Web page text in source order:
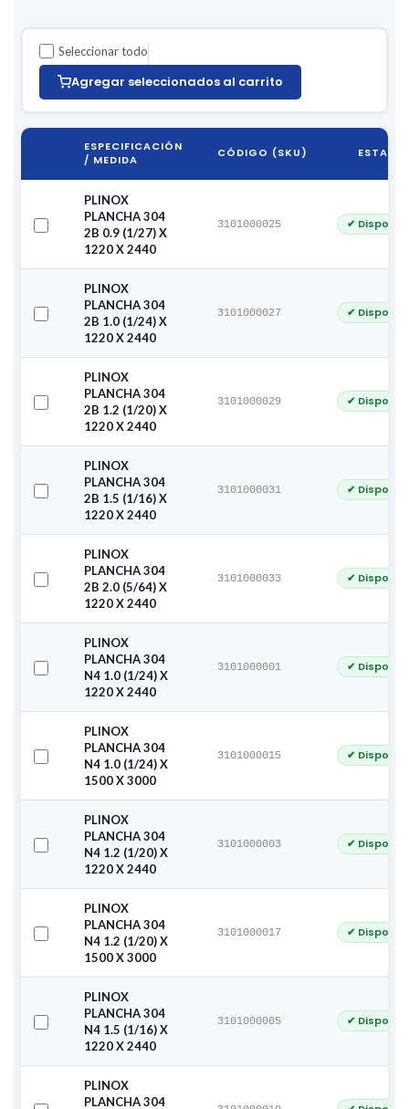
Seleccionar todo
Agregar seleccionados al carrito
ESPECIFICACIÓN
/ MEDIDA
CÓDIGO (SKU) ESTADO
PLINOX
PLANCHA 304
2B 0.9 (1/27) X
1220 X 2440
3101000025 ✔
PLINOX
PLANCHA 304
2B 1.0 (1/24) X
1220 X 2440
3101000027 ✔
PLINOX
PLANCHA 304
2B 1.2 (1/20) X
1220 X 2440
3101000029 ✔
PLINOX
PLANCHA 304
2B 1.5 (1/16) X
1220 X 2440
3101000031 ✔
PLINOX
PLANCHA 304
2B 2.0 (5/64) X
1220 X 2440
3101000033 ✔
PLINOX
PLANCHA 304
N4 1.0 (1/24) X
1220 X 2440
3101000001 ✔
PLINOX
PLANCHA 304
N4 1.0 (1/24) X
1500 X 3000
3101000015 ✔
PLINOX
PLANCHA 304
N4 1.2 (1/20) X
1220 X 2440
3101000003 ✔
PLINOX
PLANCHA 304
N4 1.2 (1/20) X
1500 X 3000
3101000017 ✔
PLINOX
PLANCHA 304
N4 1.5 (1/16) X
1220 X 2440
3101000005 ✔
PLINOX
PLANCHA 304